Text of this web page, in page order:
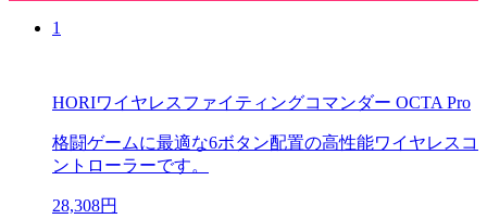
1
HORIワイヤレスファイティングコマンダー OCTA Pro
格闘ゲームに最適な6ボタン配置の高性能ワイヤレスコ
ントローラーです。
28,308円